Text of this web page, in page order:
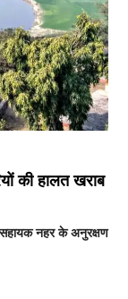
की हालत खराब
नहर के अनुरक्षण